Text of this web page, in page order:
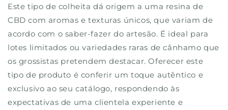
Este tipo de colheita dá origem a uma resina de
CBD com aromas e texturas únicos, que variam de
acordo com o saber-fazer do artesão. É ideal para
lotes limitados ou variedades raras de cânhamo que
os grossistas pretendem destacar. Oferecer este
tipo de produto é conferir um toque autêntico e
exclusivo ao seu catálogo, respondendo às
expectativas de uma clientela experiente e